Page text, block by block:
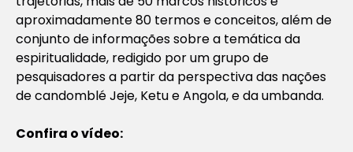
aproximadamente 80 termos e conceitos, além de
conjunto de informações sobre a temática da
espiritualidade, redigido por um grupo de
pesquisadores a partir da perspectiva das nações
de candomblé Jeje, Ketu e Angola, e da umbanda.
Confira o vídeo: